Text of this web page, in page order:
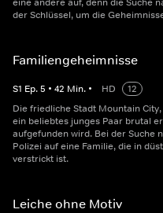
der Schlüssel, um die
Familiengeheimnisse
S1 Ep.5 • 42 Min. • HD
12
Die friedliche Stadt Mountain
ein beliebtes junges Paar brutal
aufgefunden wird. Bei der Suche
Polizei auf eine Familie, die in
verstrickt ist.
Leiche ohne Motiv